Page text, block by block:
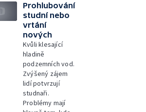
Prohlubování
studní nebo
vrtání
nových
Kvůli klesající
hladině
podzemních vod.
Zvýšený zájem
lidí potvrzují
studnaři.
Problémy mají